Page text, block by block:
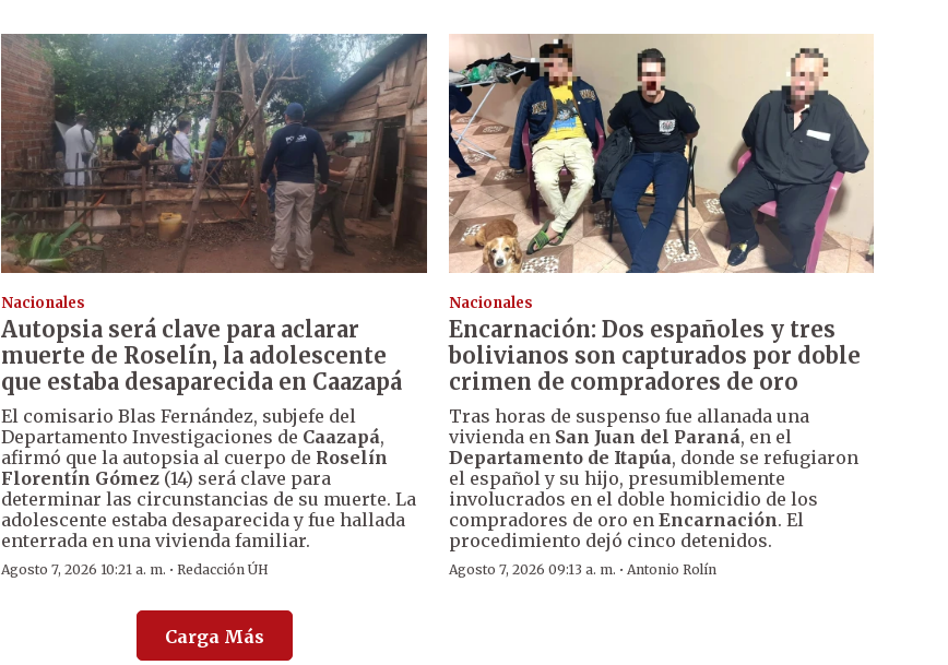
Nacionales
Autopsia será clave para aclarar
muerte de Roselín, la adolescente
que estaba desaparecida en Caazapá
El comisario Blas Fernández, subjefe del
Departamento Investigaciones de Caazapá,
afirmó que la autopsia al cuerpo de Roselín
Florentín Gómez (14) será clave para
determinar las circunstancias de su muerte. La
adolescente estaba desaparecida y fue hallada
enterrada en una vivienda familiar.
Agosto 7, 2026 10:21 a. m. ·Redacción ÚH
Nacionales
Encarnación: Dos españoles y tres
bolivianos son capturados por doble
crimen de compradores de oro
Tras horas de suspenso fue allanada una
vivienda en San Juan del Paraná, en el
Departamento de Itapúa, donde se refugiaron
el español y su hijo, presumiblemente
involucrados en el doble homicidio de los
compradores de oro en Encarnación. El
procedimiento dejó cinco detenidos.
Agosto 7, 2026 09:13 a. m. · Antonio Rolín
Carga Más